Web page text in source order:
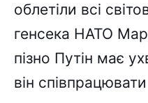
облетіли всі
генсека НАТО
пізно Путін має
він